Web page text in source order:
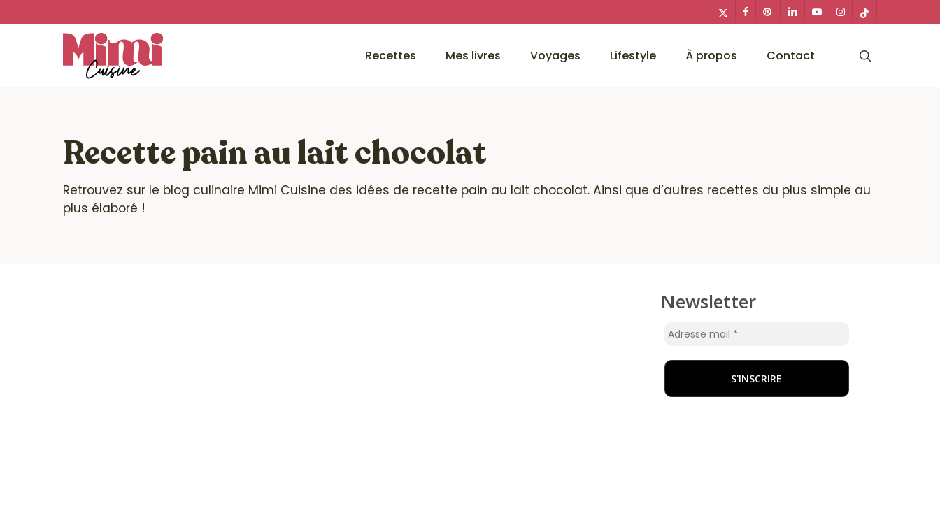
to
x-
twitter
facebookpinterestlinkedinyoutubeinstagram
tiktok
Recettes Mes livres Voyages Lifestyle À propos Contact
Recette pain au lait chocolat
Retrouvez sur le blog culinaire Mimi Cuisine des idées de recette pain au lait chocolat. Ainsi que d’autres recettes du plus simple au
plus élaboré !
Newsletter